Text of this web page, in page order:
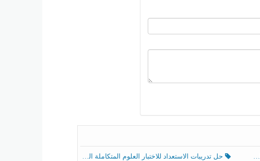
حل تدريبات الاستعداد للاختبار العلوم المتكاملة الصف الخامس عام الفصل الثالث